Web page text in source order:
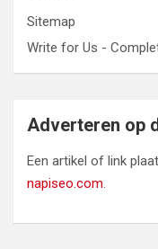
Sitemap
Write for Us -
Adverteren op
Een artikel of link
napiseo.com.